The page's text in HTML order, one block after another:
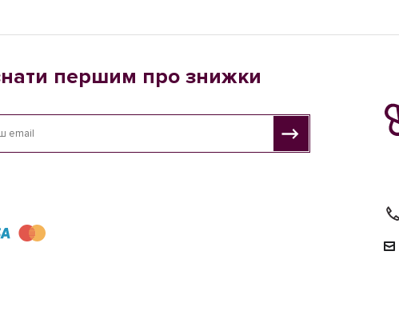
першим про знижки